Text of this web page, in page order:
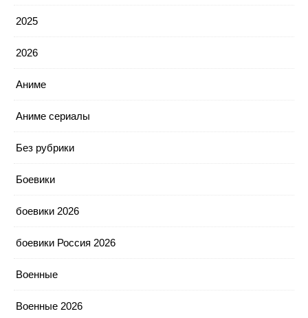
2025
2026
Аниме
Аниме сериалы
Без рубрики
Боевики
боевики 2026
боевики Россия 2026
Военные
Военные 2026